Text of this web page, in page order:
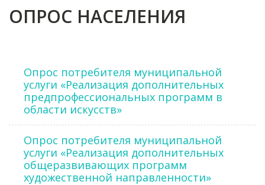
ОПРОС НАСЕЛЕНИЯ
Опрос потребителя муниципальной
услуги «Реализация дополнительных
предпрофессиональных программ в
области искусств»
Опрос потребителя муниципальной
услуги «Реализация дополнительных
общеразвивающих программ
художественной направленности»